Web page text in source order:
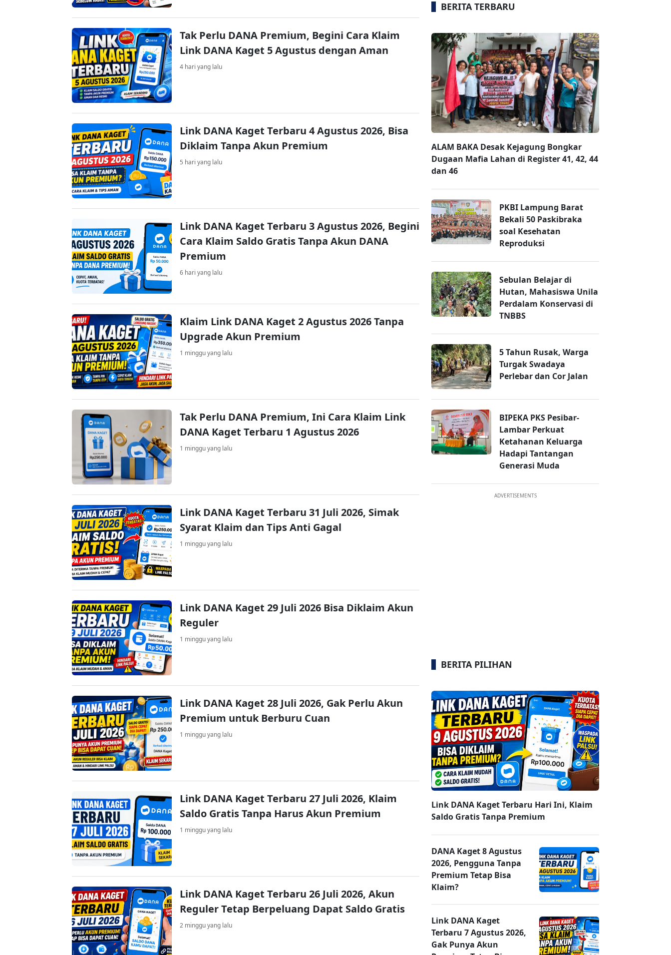
Tak Perlu DANA Premium, Begini Cara Klaim
Link DANA Kaget 5 Agustus dengan Aman
4 hari yang lalu
Link DANA Kaget Terbaru 4 Agustus 2026, Bisa
Diklaim Tanpa Akun Premium
5 hari yang lalu
Link DANA Kaget Terbaru 3 Agustus 2026, Begini
Cara Klaim Saldo Gratis Tanpa Akun DANA
Premium
6 hari yang lalu
Klaim Link DANA Kaget 2 Agustus 2026 Tanpa
Upgrade Akun Premium
1 minggu yang lalu
Tak Perlu DANA Premium, Ini Cara Klaim Link
DANA Kaget Terbaru 1 Agustus 2026
1 minggu yang lalu
Link DANA Kaget Terbaru 31 Juli 2026, Simak
Syarat Klaim dan Tips Anti Gagal
1 minggu yang lalu
Link DANA Kaget 29 Juli 2026 Bisa Diklaim Akun
Reguler
1 minggu yang lalu
Link DANA Kaget 28 Juli 2026, Gak Perlu Akun
Premium untuk Berburu Cuan
1 minggu yang lalu
Link DANA Kaget Terbaru 27 Juli 2026, Klaim
Saldo Gratis Tanpa Harus Akun Premium
1 minggu yang lalu
Link DANA Kaget Terbaru 26 Juli 2026, Akun
Reguler Tetap Berpeluang Dapat Saldo Gratis
2 minggu yang lalu
BERITA TERBARU
ALAM BAKA Desak Kejagung Bongkar
Dugaan Mafia Lahan di Register 41, 42, 44
dan 46
PKBI Lampung Barat
Bekali 50 Paskibraka
soal Kesehatan
Reproduksi
Sebulan Belajar di
Hutan, Mahasiswa Unila
Perdalam Konservasi di
TNBBS
5 Tahun Rusak, Warga
Turgak Swadaya
Perlebar dan Cor Jalan
BIPEKA PKS Pesibar-
Lambar Perkuat
Ketahanan Keluarga
Hadapi Tantangan
Generasi Muda
ADVERTISEMENTS
BERITA PILIHAN
Link DANA Kaget Terbaru Hari Ini, Klaim
Saldo Gratis Tanpa Premium
DANA Kaget 8 Agustus
2026, Pengguna Tanpa
Premium Tetap Bisa
Klaim?
Link DANA Kaget
Terbaru 7 Agustus 2026,
Gak Punya Akun